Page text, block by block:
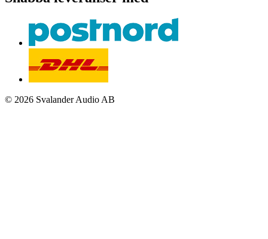
© 2026 Svalander Audio AB